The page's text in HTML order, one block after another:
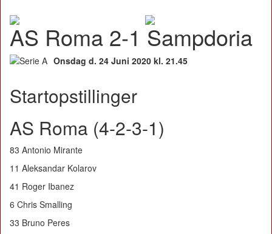
AS Roma 2-1 Sampdoria
Onsdag d. 24 Juni 2020 kl. 21.45
Startopstillinger
AS Roma (4-2-3-1)
83 Antonio Mirante
11 Aleksandar Kolarov
41 Roger Ibanez
6 Chris Smalling
33 Bruno Peres